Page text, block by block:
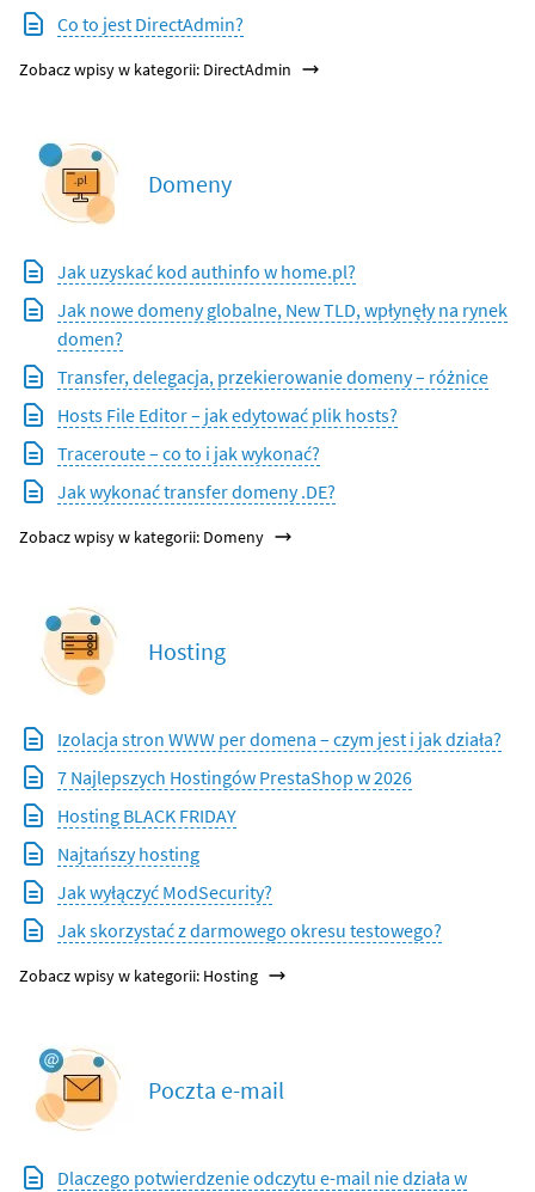
Co to jest DirectAdmin?
Zobacz wpisy w kategorii: DirectAdmin
Domeny
Jak uzyskać kod authinfo w home.pl?
Jak nowe domeny globalne, New TLD, wpłynęły na rynek
domen?
Transfer, delegacja, przekierowanie domeny – różnice
Hosts File Editor – jak edytować plik hosts?
Traceroute – co to i jak wykonać?
Jak wykonać transfer domeny .DE?
Zobacz wpisy w kategorii: Domeny
Hosting
Izolacja stron WWW per domena – czym jest i jak działa?
7 Najlepszych Hostingów PrestaShop w 2026
Hosting BLACK FRIDAY
Najtańszy hosting
Jak wyłączyć ModSecurity?
Jak skorzystać z darmowego okresu testowego?
Zobacz wpisy w kategorii: Hosting
Poczta e-mail
Dlaczego potwierdzenie odczytu e-mail nie działa w